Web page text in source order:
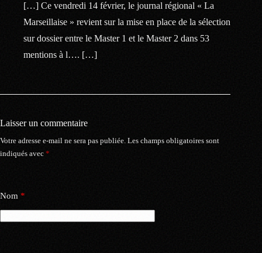
[…] Ce vendredi 14 février, le journal régional « La
Marseillaise » revient sur la mise en place de la sélection
sur dossier entre le Master 1 et le Master 2 dans 53
mentions à l…. […]
Laisser un commentaire
Votre adresse e-mail ne sera pas publiée. Les champs obligatoires sont
indiqués avec *
Nom *